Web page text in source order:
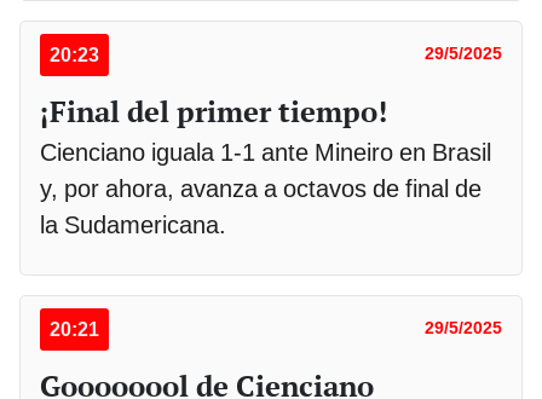
20:23 29/5/2025
¡Final del primer tiempo!
Cienciano iguala 1-1 ante Mineiro en Brasil
y, por ahora, avanza a octavos de final de
la Sudamericana.
20:21 29/5/2025
Goooooool de Cienciano